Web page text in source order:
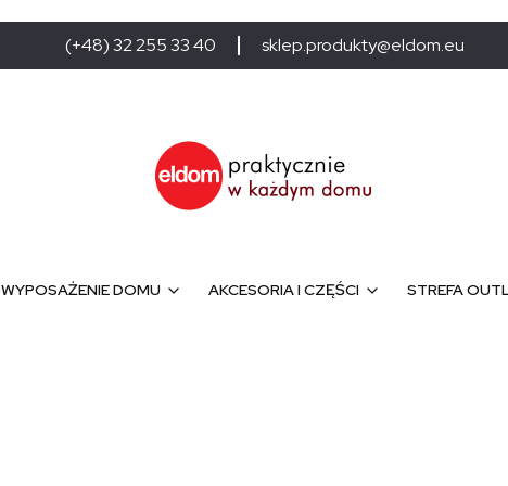
(+48) 32 255 33 40 sklep.produkty@eldom.eu
WYPOSAŻENIE DOMU AKCESORIA I CZĘŚCI STREFA